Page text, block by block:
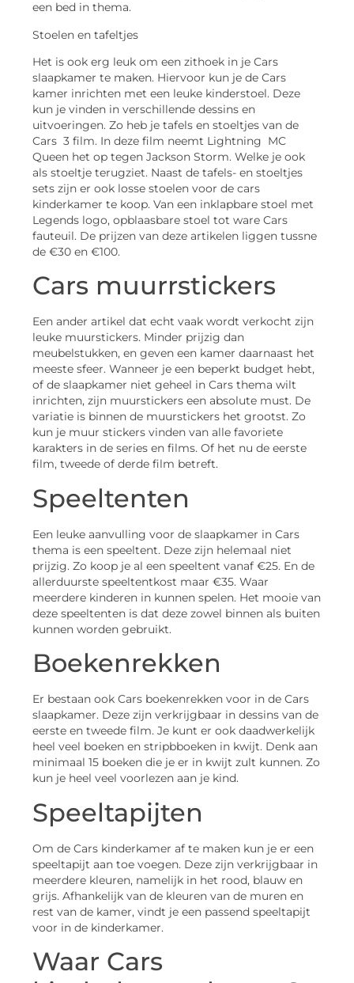
een bed in thema.
Stoelen en tafeltjes
Het is ook erg leuk om een zithoek in je Cars
slaapkamer te maken. Hiervoor kun je de Cars
kamer inrichten met een leuke kinderstoel. Deze
kun je vinden in verschillende dessins en
uitvoeringen. Zo heb je tafels en stoeltjes van de
Cars 3 film. In deze film neemt Lightning MC
Queen het op tegen Jackson Storm. Welke je ook
als stoeltje terugziet. Naast de tafels- en stoeltjes
sets zijn er ook losse stoelen voor de cars
kinderkamer te koop. Van een inklapbare stoel met
Legends logo, opblaasbare stoel tot ware Cars
fauteuil. De prijzen van deze artikelen liggen tussne
de €30 en €100.
Cars muurrstickers
Een ander artikel dat echt vaak wordt verkocht zijn
leuke muurstickers. Minder prijzig dan
meubelstukken, en geven een kamer daarnaast het
meeste sfeer. Wanneer je een beperkt budget hebt,
of de slaapkamer niet geheel in Cars thema wilt
inrichten, zijn muurstickers een absolute must. De
variatie is binnen de muurstickers het grootst. Zo
kun je muur stickers vinden van alle favoriete
karakters in de series en films. Of het nu de eerste
film, tweede of derde film betreft.
Speeltenten
Een leuke aanvulling voor de slaapkamer in Cars
thema is een speeltent. Deze zijn helemaal niet
prijzig. Zo koop je al een speeltent vanaf €25. En de
allerduurste speeltentkost maar €35. Waar
meerdere kinderen in kunnen spelen. Het mooie van
deze speeltenten is dat deze zowel binnen als buiten
kunnen worden gebruikt.
Boekenrekken
Er bestaan ook Cars boekenrekken voor in de Cars
slaapkamer. Deze zijn verkrijgbaar in dessins van de
eerste en tweede film. Je kunt er ook daadwerkelijk
heel veel boeken en stripbboeken in kwijt. Denk aan
minimaal 15 boeken die je er in kwijt zult kunnen. Zo
kun je heel veel voorlezen aan je kind.
Speeltapijten
Om de Cars kinderkamer af te maken kun je er een
speeltapijt aan toe voegen. Deze zijn verkrijgbaar in
meerdere kleuren, namelijk in het rood, blauw en
grijs. Afhankelijk van de kleuren van de muren en
rest van de kamer, vindt je een passend speeltapijt
voor in de kinderkamer.
Waar Cars